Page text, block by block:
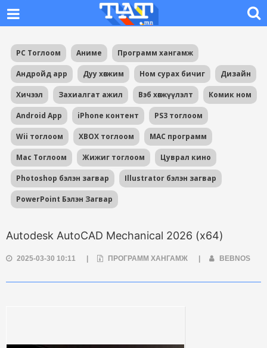
PC Тоглоом Аниме Программ хангамж
Андройд app Дуу хөгжим Ном сурах бичиг Дизайн
Хичээл Захиалгат ажил Вэб хөгжүүлэлт Комик ном
Android App iPhone контент PS3 тоглоом
Wii тоглоом XBOX тоглоом MAC программ
Mac Тоглоом Жижиг тоглоом Цуврал кино
Photoshop бэлэн загвар Illustrator бэлэн загвар
PowerPoint Бэлэн Загвар
Autodesk AutoCAD Mechanical 2026 (x64)
2025-03-30 10:11 ПРОГРАММ ХАНГАМЖ BEBNOS